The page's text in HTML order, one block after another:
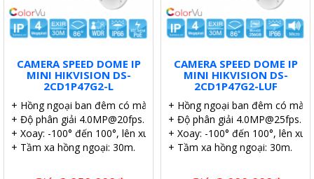
CAMERA SPEED DOME IP
MINI HIKVISION DS-
2CD1P47G2-L
+ Hồng ngoại ban đêm có màu.
+ Độ phân giải 4.0MP@20fps.
+ Xoay: -100° đến 100°, lên xuống: -20° đến 45°.
+ Tầm xa hồng ngoại: 30m.
CAMERA SPEED DOME IP
MINI HIKVISION DS-
2CD1P47G2-LUF
+ Hồng ngoại ban đêm có màu.
+ Độ phân giải 4.0MP@25fps.
+ Xoay: -100° đến 100°, lên
+ Tầm xa hồng ngoại: 30m.